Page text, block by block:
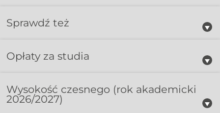
Sprawdź też
Opłaty za studia
Wysokość czesnego (rok akademicki
2026/2027)